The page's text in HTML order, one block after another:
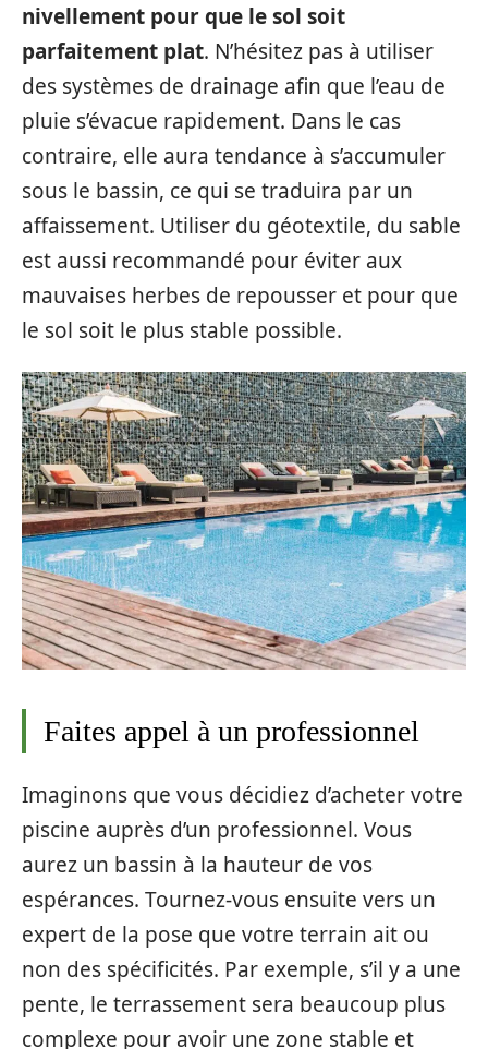
nivellement pour que le sol soit
parfaitement plat. N’hésitez pas à utiliser
des systèmes de drainage afin que l’eau de
pluie s’évacue rapidement. Dans le cas
contraire, elle aura tendance à s’accumuler
sous le bassin, ce qui se traduira par un
affaissement. Utiliser du géotextile, du sable
est aussi recommandé pour éviter aux
mauvaises herbes de repousser et pour que
le sol soit le plus stable possible.
Faites appel à un professionnel
Imaginons que vous décidiez d’acheter votre
piscine auprès d’un professionnel. Vous
aurez un bassin à la hauteur de vos
espérances. Tournez-vous ensuite vers un
expert de la pose que votre terrain ait ou
non des spécificités. Par exemple, s’il y a une
pente, le terrassement sera beaucoup plus
complexe pour avoir une zone stable et